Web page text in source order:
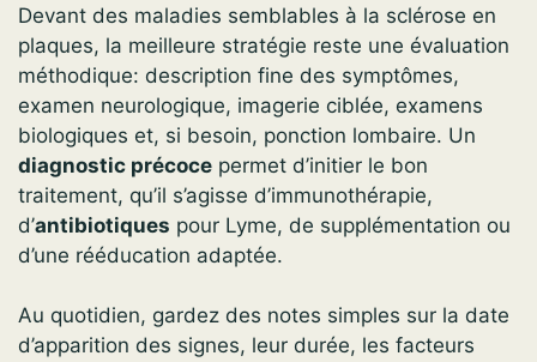
Devant des maladies semblables à la sclérose en
plaques, la meilleure stratégie reste une évaluation
méthodique: description fine des symptômes,
examen neurologique, imagerie ciblée, examens
biologiques et, si besoin, ponction lombaire. Un
diagnostic précoce permet d’initier le bon
traitement, qu’il s’agisse d’immunothérapie,
d’antibiotiques pour Lyme, de supplémentation ou
d’une rééducation adaptée.
Au quotidien, gardez des notes simples sur la date
d’apparition des signes, leur durée, les facteurs